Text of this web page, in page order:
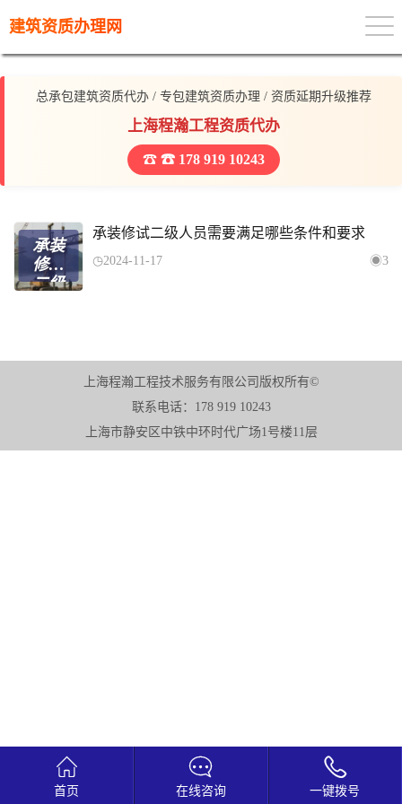
建筑资质办理网
总承包建筑资质代办 / 专包建筑资质办理 / 资质延期升级推荐
上海程瀚工程资质代办
☎ 178 919 10243
承装
修试
二级
哪些
承装修试二级人员需要满足哪些条件和要求
2024-11-17 3
上海程瀚工程技术服务有限公司版权所有©
联系电话：178 919 10243
上海市静安区中铁中环时代广场1号楼11层

首页

在线咨询

一键拨号